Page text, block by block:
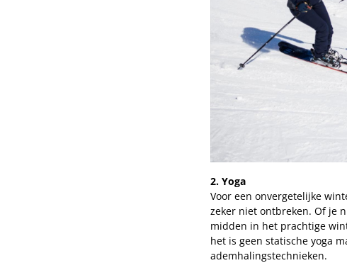
2. Yoga
Voor een onvergetelijke
zeker niet ontbreken. Of je
midden in het prachtige
het is geen statische yoga
ademhalingstechnieken.